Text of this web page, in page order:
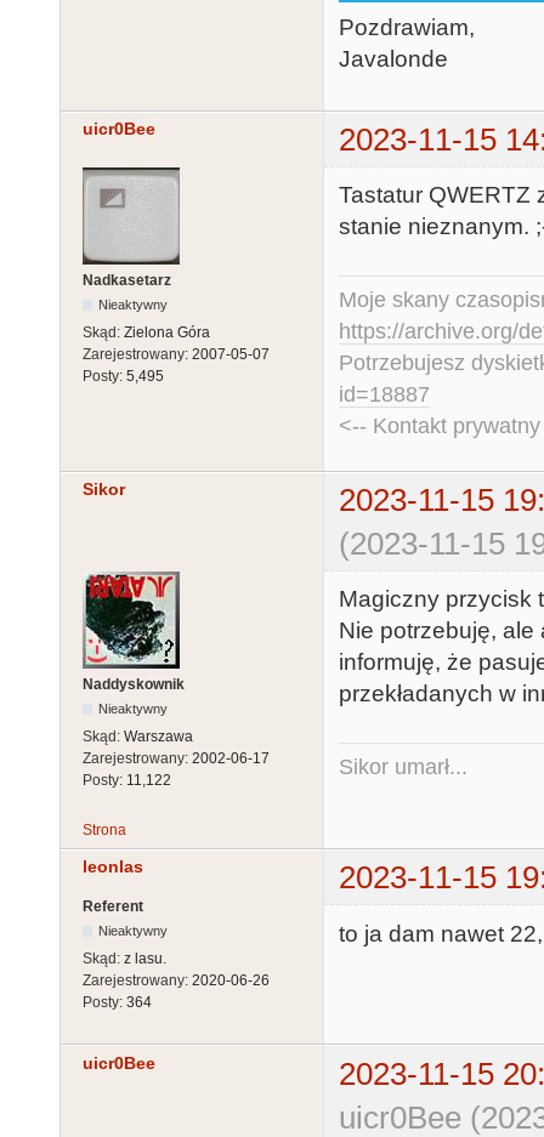
Pozdrawiam,
Javalonde
uicr0Bee 2023-11-15
Nadkasetarz
Nieaktywny
Skąd: Zielona Góra
Zarejestrowany: 2007-05-07
Posty: 5,495
Tastatur QWERTZ
stanie nieznanym.
Moje skany
https://archive.org/
Potrzebujesz
id=18887
<-- Kontakt
Sikor
2023-11-15
(2023-11-15
Naddyskownik
Nieaktywny
Skąd: Warszawa
Zarejestrowany: 2002-06-17
Posty: 11,122
Magiczny przycisk
Nie potrzebuję, ale
informuję, że
przekładanych w
Sikor umarł...
Strona
leonlas 2023-11-15
Referent
Nieaktywny
Skąd: z lasu.
Zarejestrowany: 2020-06-26
Posty: 364
to ja dam nawet
uicr0Bee
2023-11-15
uicr0Bee